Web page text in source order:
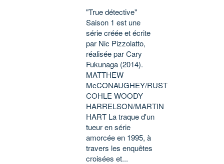
"True détective"
Saison 1 est une
série créée et écrite
par Nic Pizzolatto,
réalisée par Cary
Fukunaga (2014).
MATTHEW
McCONAUGHEY/RUST
COHLE WOODY
HARRELSON/MARTIN
HART La traque d'un
tueur en série
amorcée en 1995, à
travers les enquêtes
croisées et...